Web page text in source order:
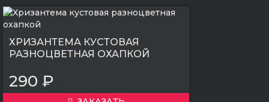
ХРИЗАНТЕМА КУСТОВАЯ
РАЗНОЦВЕТНАЯ ОХАПКОЙ
290 ₽